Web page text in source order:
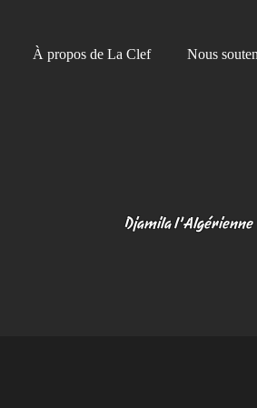
À propos de La Clef
Nous
Djamila l’Algérienne